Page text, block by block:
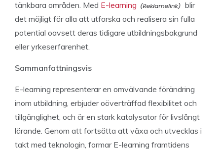
tänkbara områden. Med E-learning
blir
det möjligt för alla att utforska och realisera sin fulla
potential oavsett deras tidigare utbildningsbakgrund
eller yrkeserfarenhet.
Sammanfattningsvis
E-learning representerar en omvälvande förändring
inom utbildning, erbjuder oöverträffad flexibilitet och
tillgänglighet, och är en stark katalysator för livslångt
lärande. Genom att fortsätta att växa och utvecklas i
takt med teknologin, formar E-learning framtidens